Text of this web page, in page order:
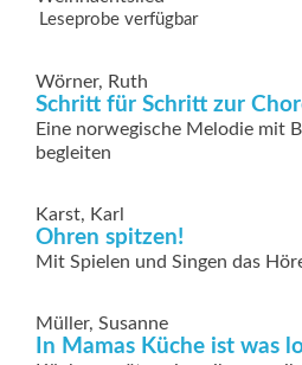
Leseprobe verfügbar
Wörner, Ruth
Schritt für Schritt zur
Eine norwegische Melodie mit
begleiten
Karst, Karl
Ohren spitzen!
Mit Spielen und Singen das
Müller, Susanne
In Mamas Küche ist was